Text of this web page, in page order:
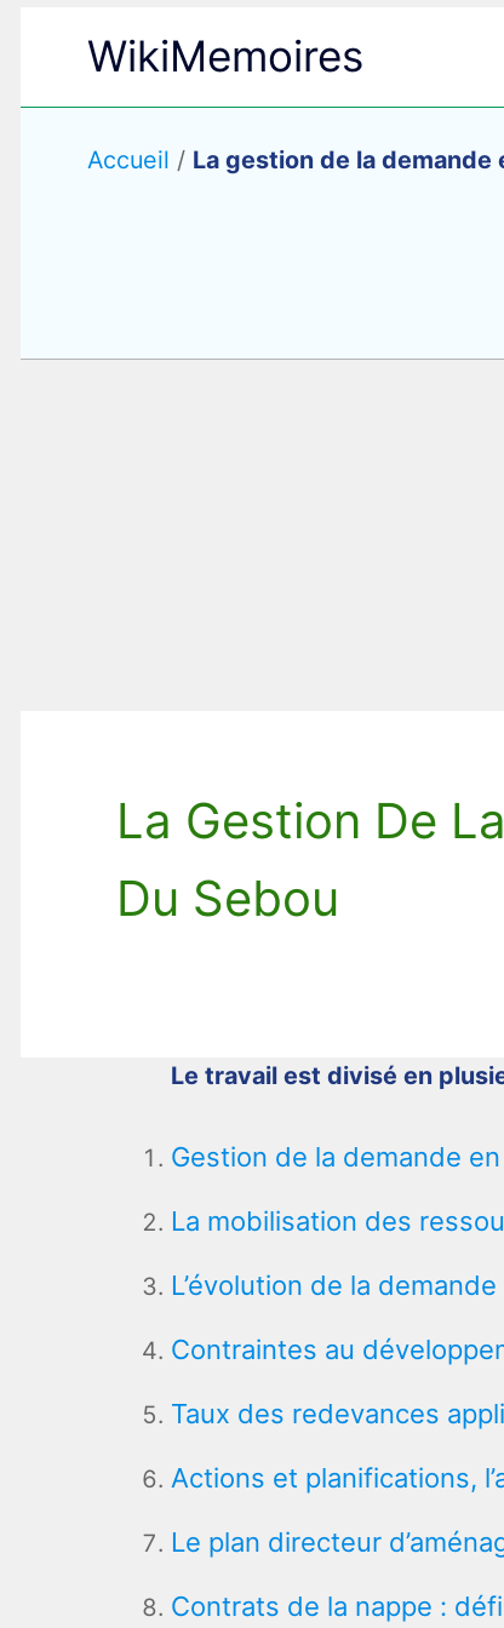
WikiMemoires
Accueil / La gestion de la demande
La Gestion De
Du Sebou
Le travail est divisé en
Gestion de la demande
La mobilisation des
L’évolution de la
Contraintes au
Taux des redevances
Actions et planifications,
Le plan directeur
Contrats de la nappe :